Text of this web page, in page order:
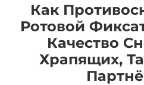
Как
Ротовой
Качество
Храпящих,